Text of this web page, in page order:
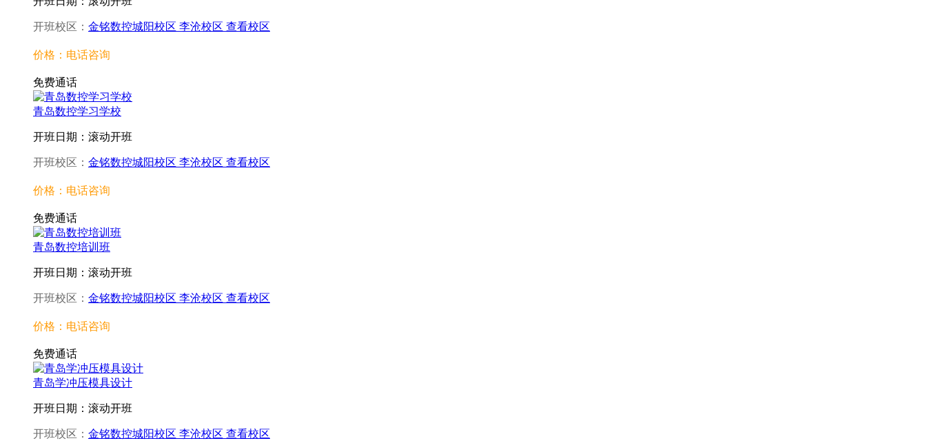
开班校区： 金铭数控城阳校区 李沧校区 查看校区
价格：电话咨询
免费通话
青岛数控学习学校
开班日期：滚动开班
开班校区： 金铭数控城阳校区 李沧校区 查看校区
价格：电话咨询
免费通话
青岛数控培训班
开班日期：滚动开班
开班校区： 金铭数控城阳校区 李沧校区 查看校区
价格：电话咨询
免费通话
青岛学冲压模具设计
开班日期：滚动开班
开班校区： 金铭数控城阳校区 李沧校区 查看校区